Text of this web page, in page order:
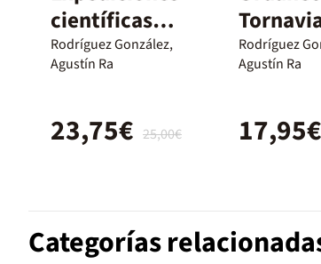
científicas
españolas del
siglo XVIII
Rodríguez González,
Agustín Ra
25,00€
23,75€
Rodríguez
Agustín Ra
17,95€
Categorías